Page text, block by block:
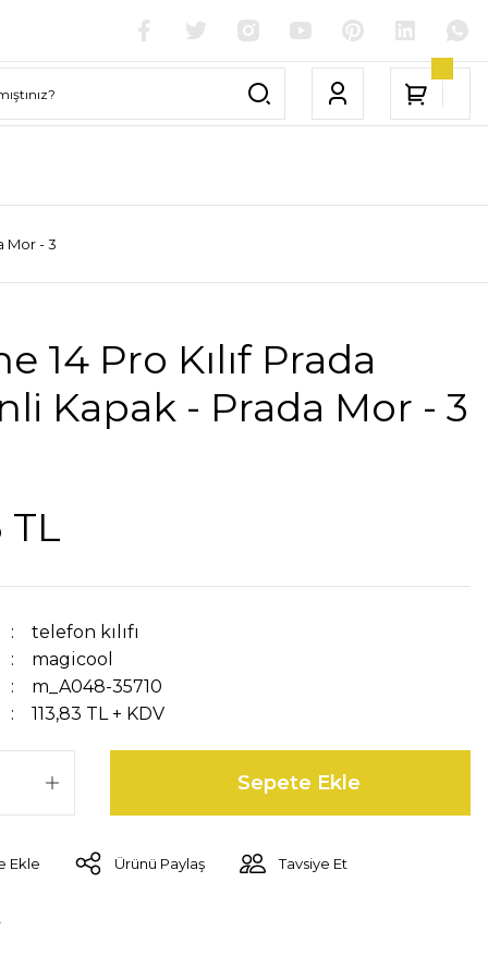
Mor - 3
14 Pro Kılıf Prada
Kapak - Prada Mor - 3
TL
telefon kılıfı
magicool
m_A048-35710
113,83 TL + KDV
Sepete Ekle
Ürünü Paylaş Tavsiye Et